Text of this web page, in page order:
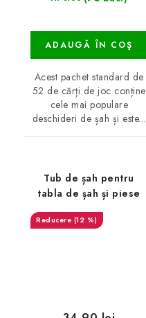
ADAUGĂ ÎN COŞ
Acest pachet standard de
52 de cărți de joc conține
cele mai populare
deschideri de șah și este...
Tub de șah pentru
tabla de șah și piese
(12 %)